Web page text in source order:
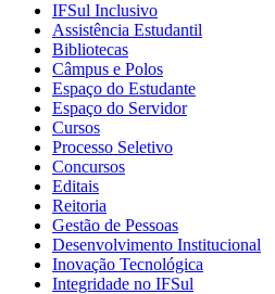
IFSul Inclusivo
Assistência Estudantil
Bibliotecas
Câmpus e Polos
Espaço do Estudante
Espaço do Servidor
Cursos
Processo Seletivo
Concursos
Editais
Reitoria
Gestão de Pessoas
Desenvolvimento Institucional
Inovação Tecnológica
Integridade no IFSul